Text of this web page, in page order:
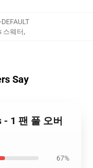
스웨터,
Say
1 팬 풀 오버
67%